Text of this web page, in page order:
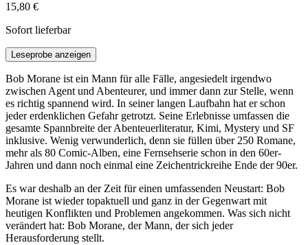
15,80 €
Sofort lieferbar
Leseprobe anzeigen
Bob Morane ist ein Mann für alle Fälle, angesiedelt irgendwo
zwischen Agent und Abenteurer, und immer dann zur Stelle, wenn
es richtig spannend wird. In seiner langen Laufbahn hat er schon
jeder erdenklichen Gefahr getrotzt. Seine Erlebnisse umfassen die
gesamte Spannbreite der Abenteuerliteratur, Kimi, Mystery und SF
inklusive. Wenig verwunderlich, denn sie füllen über 250 Romane,
mehr als 80 Comic-Alben, eine Fernsehserie schon in den 60er-
Jahren und dann noch einmal eine Zeichentrickreihe Ende der 90er.
Es war deshalb an der Zeit für einen umfassenden Neustart: Bob
Morane ist wieder topaktuell und ganz in der Gegenwart mit
heutigen Konflikten und Problemen angekommen. Was sich nicht
verändert hat: Bob Morane, der Mann, der sich jeder
Herausforderung stellt.